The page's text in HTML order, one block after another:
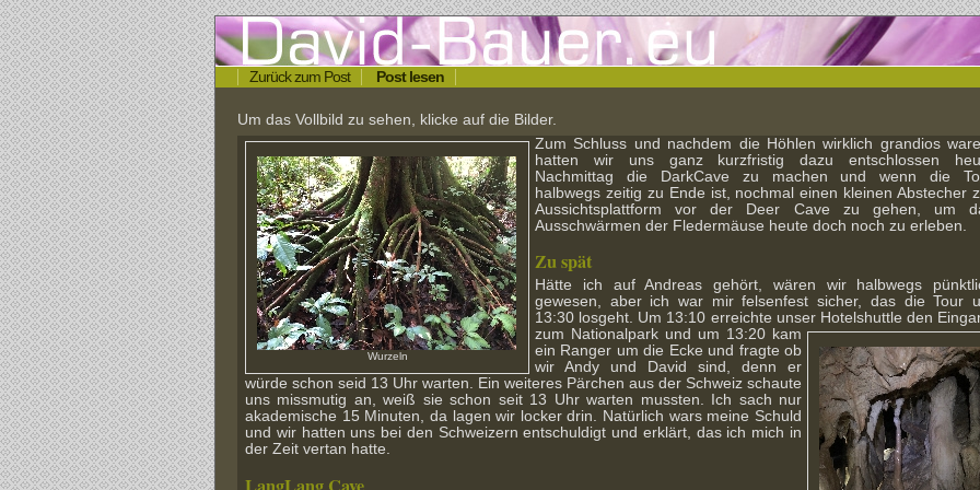
Zurück zum Post Post lesen
Um das Vollbild zu sehen, klicke auf die Bilder.
Zum Schluss
Wurzeln
und nachdem die Höhlen wirklich grandios
hatten wir uns ganz kurzfristig dazu entschlossen
Nachmittag die DarkCave zu machen und wenn die
halbwegs zeitig zu Ende ist, nochmal einen kleinen Abstecher
Aussichtsplattform vor der Deer Cave zu gehen, um
Ausschwärmen der Fledermäuse heute doch noch zu erleben.
Zu spät
Hätte ich auf Andreas gehört, wären wir halbwegs
gewesen, aber ich war mir felsenfest sicher, das die Tour
13:30 losgeht. Um 13:10 erreichte unser Hotelshuttle den
zum Nationalpark und um 13:20 kam
ein Ranger um die Ecke und fragte ob
wir Andy und David sind, denn er
würde schon seid 13 Uhr warten. Ein weiteres Pärchen aus der Schweiz schaute
uns missmutig an, weiß sie schon seit 13 Uhr warten mussten. Ich sach nur
akademische 15 Minuten, da lagen wir locker drin. Natürlich wars meine Schuld
und wir hatten uns bei den Schweizern entschuldigt und erklärt, das ich mich in
der Zeit vertan hatte.